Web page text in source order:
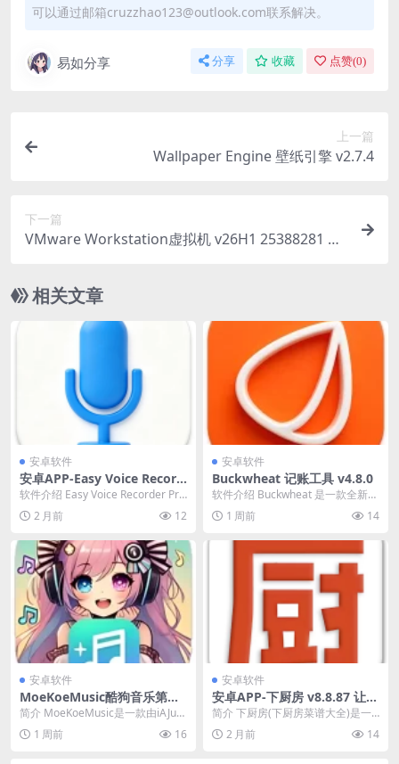
可以通过邮箱cruzzhao123@outlook.com联系解决。
易如分享 分享 收藏 点赞(0)
上一篇
Wallpaper Engine 壁纸引擎 v2.7.4
下一篇
VMware Workstation虚拟机 v26H1 25388281 中
相关文章
安卓软件
安卓APP-Easy Voice Record
er Pro 简易录音机专业版 v2.
软件介绍 Easy Voice Recorder Pro
是你记录重要时刻的日常...
2 月前 12
安卓软件
Buckwheat 记账工具 v4.8.0
软件介绍 Buckwheat 是一款全新的
个人理财记账工具，软件可以帮助
用户有效...
1 周前 14
安卓软件
MoeKoeMusic酷狗音乐第三
方版-可自动领会员 v1.6.3
简介 MoeKoeMusic是一款由iAJue
开发的开源、简洁高颜值的某狗第
三方...1 周前 16
安卓软件
安卓APP-下厨房 v8.8.87 让人
人都是厨神 去广告去升级版
简介 下厨房(下厨房菜谱大全)是一
个智能，简单和实用的食品应用程
序，使用厨房应用...
2 月前 14